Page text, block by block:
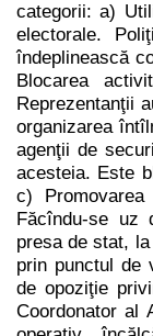
categorii: a)
electorale.
îndeplinească
Blocarea
Reprezentanţii
organizarea
agenţii de
acesteia. Este
c)
Făcîndu-se uz
presa de stat,
prin punctul de
de opoziţie
Coordonator al